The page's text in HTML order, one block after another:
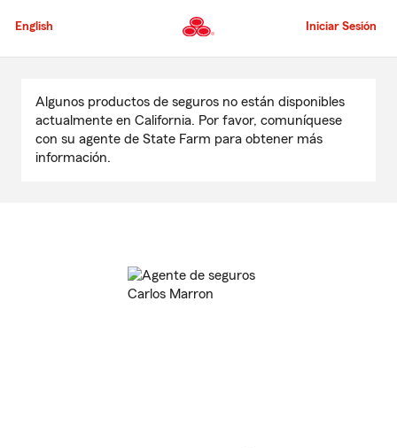
al
principal
English Iniciar Sesión
contenido
principal
Algunos productos de seguros no están disponibles
actualmente en California. Por favor, comuníquese
con su agente de State Farm para obtener más
información.